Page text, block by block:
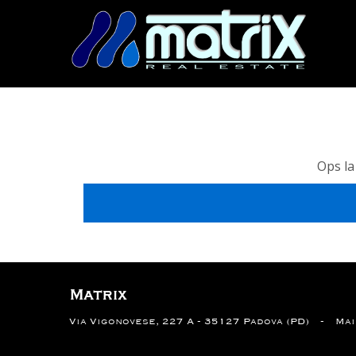
Ops
Matrix
Via Vigonovese, 227 A - 35127 Padova (PD)